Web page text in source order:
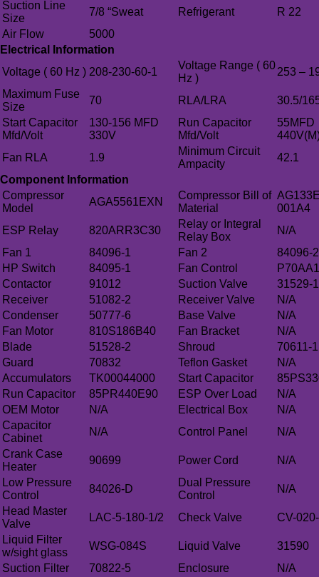
Suction Line
Size
7/8 “Sweat Refrigerant
R 22
Air Flow
5000
Electrical Information
Voltage ( 60 Hz ) 208-230-60-1
Voltage Range ( 60
Hz )
253 –
Maximum Fuse
Size
70 RLA/LRA
30.5/
Start Capacitor
Mfd/Volt
130-156 MFD
330V
Run Capacitor
Mfd/Volt
55MFD
Fan RLA
1.9
Minimum Circuit
Ampacity
42.1
Component Information
Compressor
Model
AGA5561EXN
Compressor Bill of
Material
001A4
ESP Relay
820ARR3C30
Relay or Integral
Relay Box
N/A
Fan 1
84096-1 Fan 2
84096-2
HP Switch
84095-1 Fan Control
Contactor
91012 Suction Valve
31529-1
Receiver
51082-2 Receiver Valve
N/A
Condenser
50777-6 Base Valve
N/A
Fan Motor
810S186B40 Fan Bracket
N/A
Blade
51528-2 Shroud
70611-1
Guard
70832 Teflon Gasket
N/A
Accumulators
TK00044000 Start Capacitor
Run Capacitor
85PR440E90 ESP Over Load
N/A
OEM Motor
N/A Electrical Box
N/A
Capacitor
Cabinet
N/A Control Panel
N/A
Crank Case
Heater
90699 Power Cord
N/A
Low Pressure
Control
84026-D
Dual Pressure
Control
N/A
Head Master
Valve
LAC-5-180-1/2 Check Valve
CV-
Liquid Filter
w/sight glass
WSG-084S Liquid Valve
31590
Suction Filter
70822-5 Enclosure N/A